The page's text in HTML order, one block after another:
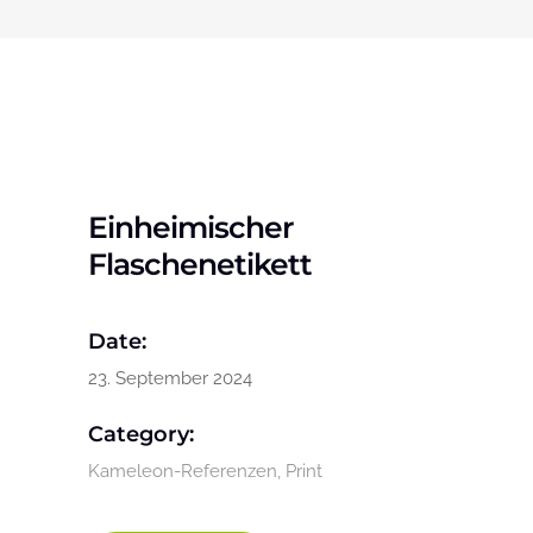
Einheimischer
Flaschenetikett
Date:
23. September 2024
Category:
Kameleon-Referenzen Print